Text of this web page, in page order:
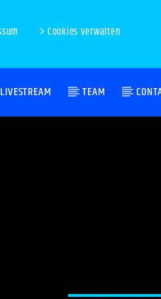
Cookies verwalten
LIVESTREAM TEAM